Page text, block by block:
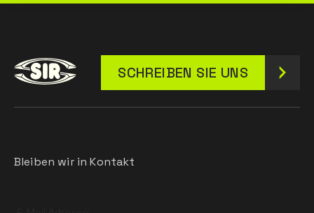
SCHREIBEN SIE UNS
Bleiben wir in Kontakt